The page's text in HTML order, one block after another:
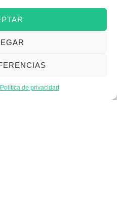
Política de privacidad